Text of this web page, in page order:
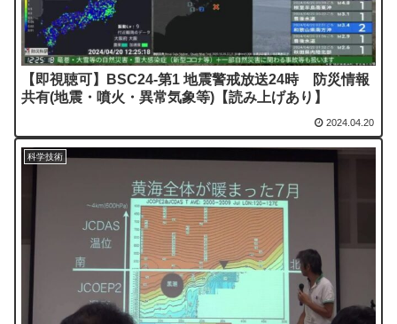
【即視聴可】BSC24-第1 地震警戒放送24時 防災情報
共有(地震・噴火・異常気象等)【読み上げあり】
2024.04.20
科学技術